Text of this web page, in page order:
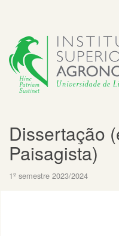
Dissertação
Paisagista)
1º semestre 2023/2024